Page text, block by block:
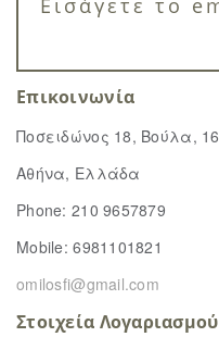
Επικοινωνία
Ποσειδώνος 18, Βούλα,
Αθήνα, Ελλάδα
Phone: 210 9657879
Mobile: 6981101821
omilosfi@gmail.com
Στοιχεία Λογαριασμού